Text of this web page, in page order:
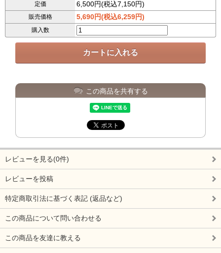
定価 6,500円(税込7,150円)
販売価格 5,690円(税込6,259円)
購入数
この商品を共有する
レビューを見る(0件)
レビューを投稿
特定商取引法に基づく表記 (返品など)
この商品について問い合わせる
この商品を友達に教える